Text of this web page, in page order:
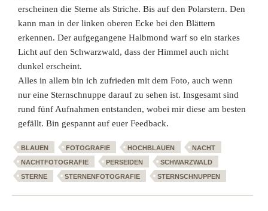
erscheinen die Sterne als Striche. Bis auf den Polarstern. Den
kann man in der linken oberen Ecke bei den Blättern
erkennen. Der aufgegangene Halbmond warf so ein starkes
Licht auf den Schwarzwald, dass der Himmel auch nicht
dunkel erscheint.
Alles in allem bin ich zufrieden mit dem Foto, auch wenn
nur eine Sternschnuppe darauf zu sehen ist. Insgesamt sind
rund fünf Aufnahmen entstanden, wobei mir diese am besten
gefällt. Bin gespannt auf euer Feedback.
BLAUEN FOTOGRAFIE HOCHBLAUEN
NACHT
NACHTFOTOGRAFIE
PERSEIDEN
SCHWARZWALD
STERNE
STERNENFOTOGRAFIE STERNSCHNUPPEN